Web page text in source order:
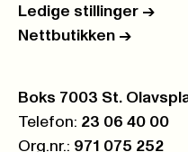
Ledige stillinger ->
Nettbutikken ->
Postboks:
Boks 7003 St.
Telefon: 23 06 40 00
Org.nr.: 971 075 252